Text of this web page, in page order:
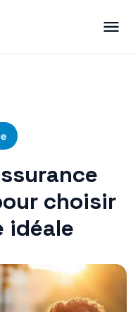
choisir
idéale